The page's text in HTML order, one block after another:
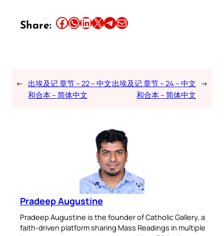
Share: Share this article on Facebook Share this article on WhatsApp Share this article on LinkedIn Share this article on X Share this article on TelegramEmail this Article
← 出埃及记 章节 – 22 – 中文
和合本 – 简体中文
出埃及记 章节 – 24 – 中文
和合本 – 简体中文
→
Pradeep Augustine
Pradeep Augustine is the founder of Catholic Gallery, a
faith-driven platform sharing Mass Readings in multiple